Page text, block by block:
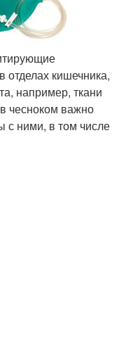
отделах кишечника,
например, ткани
чесноком важно
с ними, в том числе